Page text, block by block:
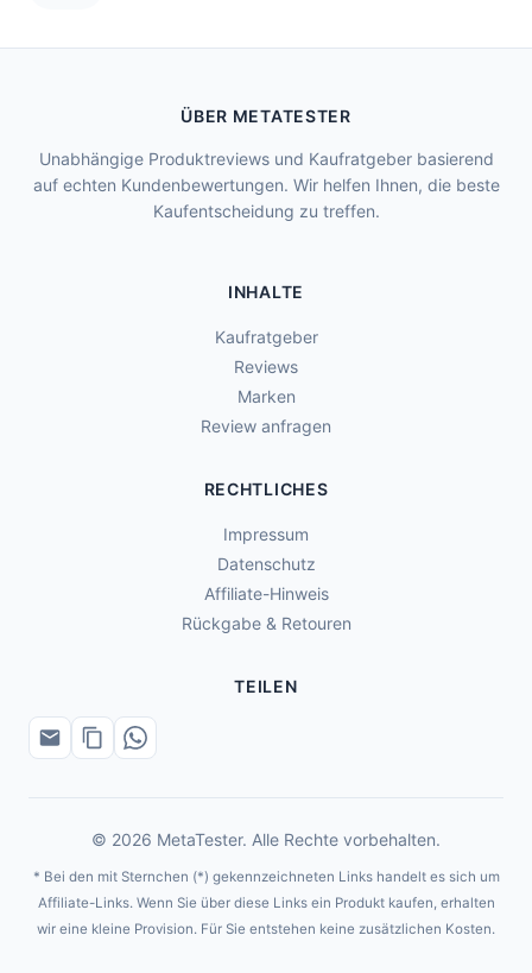
ÜBER METATESTER
Unabhängige Produktreviews und Kaufratgeber basierend
auf echten Kundenbewertungen. Wir helfen Ihnen, die beste
Kaufentscheidung zu treffen.
INHALTE
Kaufratgeber
Reviews
Marken
Review anfragen
RECHTLICHES
Impressum
Datenschutz
Affiliate-Hinweis
Rückgabe & Retouren
TEILEN
© 2026 MetaTester. Alle Rechte vorbehalten.
* Bei den mit Sternchen (*) gekennzeichneten Links handelt es sich um
Affiliate-Links. Wenn Sie über diese Links ein Produkt kaufen, erhalten
wir eine kleine Provision. Für Sie entstehen keine zusätzlichen Kosten.